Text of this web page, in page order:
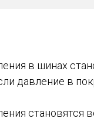
в шинах
давление в
становятся